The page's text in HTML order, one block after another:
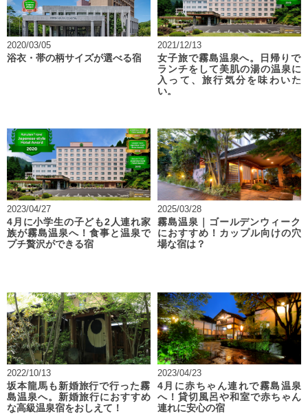
2020/03/05
浴衣・帯の柄サイズが選べる宿
2021/12/13
女子旅で霧島温泉へ。日帰りで
ランチをして美肌の湯の温泉に
入って、旅行気分を味わいた
い。
2023/04/27
4月に小学生の子ども2人連れ家
族が霧島温泉へ！食事と温泉で
プチ贅沢ができる宿
2025/03/28
霧島温泉｜ゴールデンウィーク
におすすめ！カップル向けの穴
場な宿は？
2022/10/13
坂本龍馬も新婚旅行で行った霧
島温泉へ。新婚旅行におすすめ
な高級温泉宿をおしえて！
2023/04/23
4月に赤ちゃん連れで霧島温泉
へ！貸切風呂や和室で赤ちゃん
連れに安心の宿